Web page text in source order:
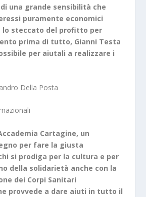
una grande sensibilità che
puramente economici
lo steccato del profitto per
prima di tutto, Gianni Testa
per aiutali a realizzare i
Della Posta
Cartagine, un
per fare la giusta
si prodiga per la cultura e per
della solidarietà anche con la
dei Corpi Sanitari
provvede a dare aiuti in tutto il